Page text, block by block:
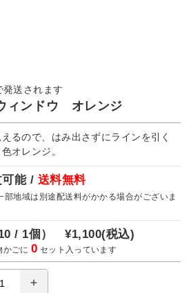
送されます
ンドウ オレンジ
るので、はみ出さずにラインを引く
オレンジ。
可能 / 送料無料
地域は別途配送料がかかる場合がございま
/ 1個）¥1,100(税込)
かごに0 セット入っています